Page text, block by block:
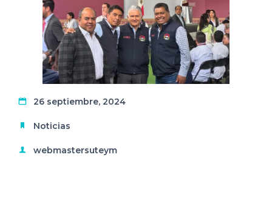
26 septiembre, 2024
Noticias
webmastersuteym